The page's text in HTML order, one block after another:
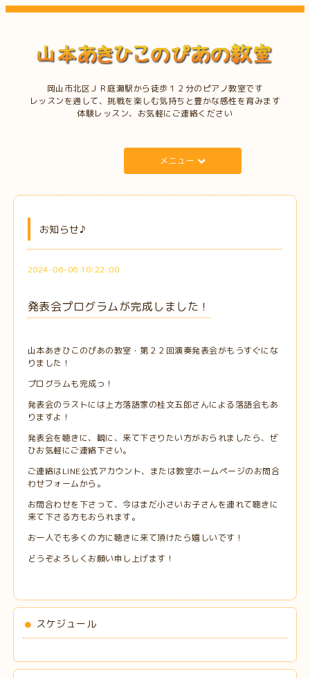
岡山市北区ＪＲ庭瀬駅から徒歩１２分のピアノ教室です
レッスンを通して、挑戦を楽しむ気持ちと豊かな感性を育みます
体験レッスン、お気軽にご連絡ください
メニュー
お知らせ♪
2024-06-06 10:22:00
発表会プログラムが完成しました！
山本あきひこのぴあの教室・第２２回演奏発表会がもうすぐにな
りました！
プログラムも完成っ！
発表会のラストには上方落語家の桂文五郎さんによる落語会もあ
りますよ！
発表会を聴きに、観に、来て下さりたい方がおられましたら、ぜ
ひお気軽にご連絡下さい。
ご連絡はLINE公式アカウント、または教室ホームページのお問合
わせフォームから。
お問合わせを下さって、今はまだ小さいお子さんを連れて聴きに
来て下さる方もおられます。
お一人でも多くの方に聴きに来て頂けたら嬉しいです！
どうぞよろしくお願い申し上げます！
スケジュール